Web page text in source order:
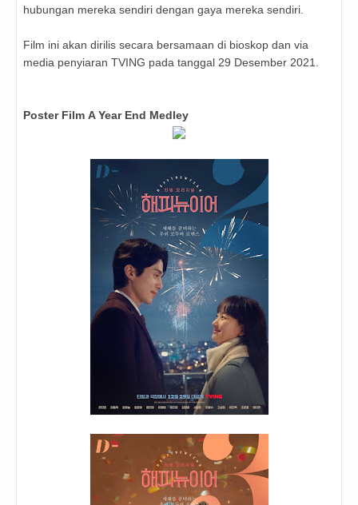
hubungan mereka sendiri dengan gaya mereka sendiri.
Film ini akan dirilis secara bersamaan di bioskop dan via
media penyiaran TVING pada tanggal 29 Desember 2021.
Poster Film A Year End Medley